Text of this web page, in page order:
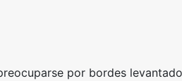
por bordes